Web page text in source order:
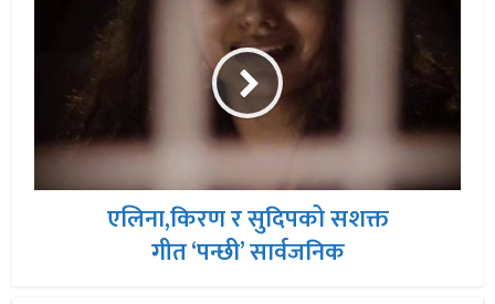
एलिना,किरण र सुदिपको सशक्त
गीत ‘पन्छी’ सार्वजनिक